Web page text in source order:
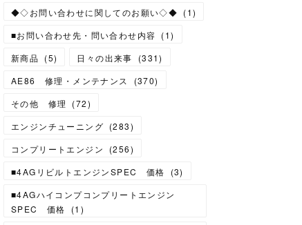
◆◇お問い合わせに関してのお願い◇◆ (1)
■お問い合わせ先・問い合わせ内容 (1)
新商品 (5) 日々の出来事 (331)
AE86 修理・メンテナンス
(370)
その他 修理
(72)
エンジンチューニング (283)
コンプリートエンジン
(256)
■4AGリビルトエンジンSPEC 価格
(3)
■4AGハイコンプコンプリートエンジン
SPEC 価格
(1 )